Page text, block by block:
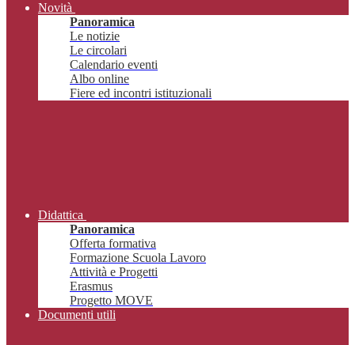
Novità
Panoramica
Le notizie
Le circolari
Calendario eventi
Albo online
Fiere ed incontri istituzionali
Didattica
Panoramica
Offerta formativa
Formazione Scuola Lavoro
Attività e Progetti
Erasmus
Progetto MOVE
Documenti utili